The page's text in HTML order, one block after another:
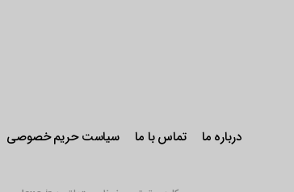
درباره ما تماس با ما سیاست حریم خصوصی